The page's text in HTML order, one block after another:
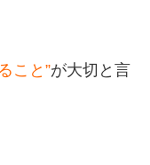
こと”が大切と言